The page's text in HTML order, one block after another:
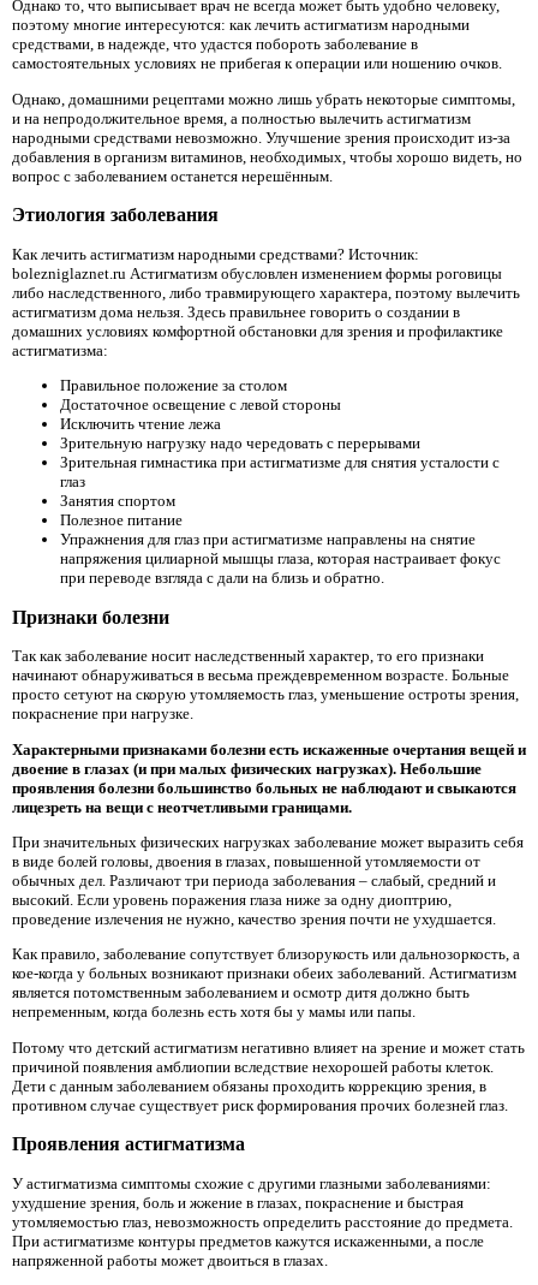
Однако то, что выписывает врач не всегда может быть удобно человеку,
поэтому многие интересуются: как лечить астигматизм народными
средствами, в надежде, что удастся побороть заболевание в
самостоятельных условиях не прибегая к операции или ношению очков.
Однако, домашними рецептами можно лишь убрать некоторые симптомы,
и на непродолжительное время, а полностью вылечить астигматизм
народными средствами невозможно. Улучшение зрения происходит из-за
добавления в организм витаминов, необходимых, чтобы хорошо видеть, но
вопрос с заболеванием останется нерешённым.
Этиология заболевания
Как лечить астигматизм народными средствами? Источник:
bolezniglaznet.ru Астигматизм обусловлен изменением формы роговицы
либо наследственного, либо травмирующего характера, поэтому вылечить
астигматизм дома нельзя. Здесь правильнее говорить о создании в
домашних условиях комфортной обстановки для зрения и профилактике
астигматизма:
Правильное положение за столом
Достаточное освещение с левой стороны
Исключить чтение лежа
Зрительную нагрузку надо чередовать с перерывами
Зрительная гимнастика при астигматизме для снятия усталости с
глаз
Занятия спортом
Полезное питание
Упражнения для глаз при астигматизме направлены на снятие
напряжения цилиарной мышцы глаза, которая настраивает фокус
при переводе взгляда с дали на близь и обратно.
Признаки болезни
Так как заболевание носит наследственный характер, то его признаки
начинают обнаруживаться в весьма преждевременном возрасте. Больные
просто сетуют на скорую утомляемость глаз, уменьшение остроты зрения,
покраснение при нагрузке.
Характерными признаками болезни есть искаженные очертания вещей и
двоение в глазах (и при малых физических нагрузках). Небольшие
проявления болезни большинство больных не наблюдают и свыкаются
лицезреть на вещи с неотчетливыми границами.
При значительных физических нагрузках заболевание может выразить себя
в виде болей головы, двоения в глазах, повышенной утомляемости от
обычных дел. Различают три периода заболевания – слабый, средний и
высокий. Если уровень поражения глаза ниже за одну диоптрию,
проведение излечения не нужно, качество зрения почти не ухудшается.
Как правило, заболевание сопутствует близорукость или дальнозоркость, а
кое-когда у больных возникают признаки обеих заболеваний. Астигматизм
является потомственным заболеванием и осмотр дитя должно быть
непременным, когда болезнь есть хотя бы у мамы или папы.
Потому что детский астигматизм негативно влияет на зрение и может стать
причиной появления амблиопии вследствие нехорошей работы клеток.
Дети с данным заболеванием обязаны проходить коррекцию зрения, в
противном случае существует риск формирования прочих болезней глаз.
Проявления астигматизма
У астигматизма симптомы схожие с другими глазными заболеваниями:
ухудшение зрения, боль и жжение в глазах, покраснение и быстрая
утомляемостью глаз, невозможность определить расстояние до предмета.
При астигматизме контуры предметов кажутся искаженными, а после
напряженной работы может двоиться в глазах.